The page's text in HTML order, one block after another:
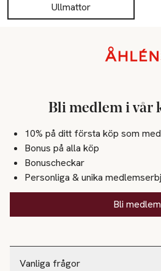
Ullmattor
Vanliga frågor
Bli medlem i vår
10% på ditt första köp som
Bonus på alla köp
Bonuscheckar
Personliga & unika
Bli medlem